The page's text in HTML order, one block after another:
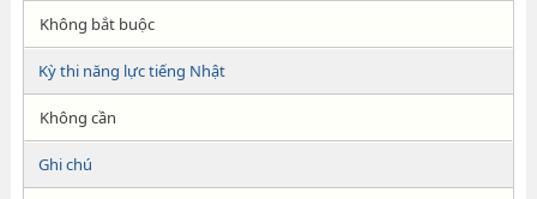
Không bắt buộc
Kỳ thi năng lực tiếng Nhật
Không cần
Ghi chú